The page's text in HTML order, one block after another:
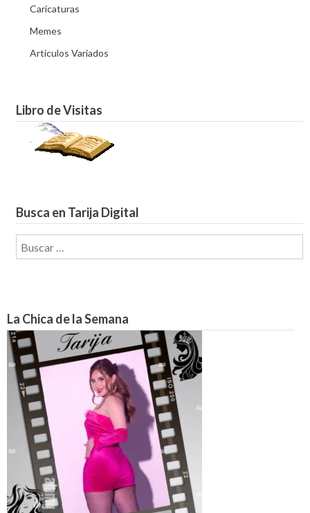
Caricaturas
Memes
Articulos Variados
Libro de Visitas
Busca en Tarija Digital
Buscar:
La Chica de la Semana